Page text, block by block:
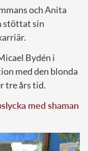
och Anita
stöttat sin
Bydén i
med den blonda
tre års tid.
med shaman